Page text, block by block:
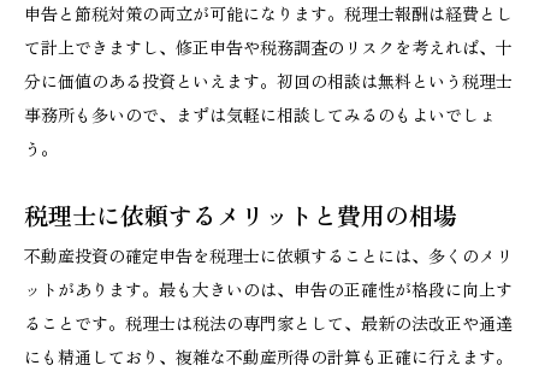
申告と節税対策の両立が可能になります。税理士報酬は経費とし
て計上できますし、修正申告や税務調査のリスクを考えれば、十
分に価値のある投資といえます。初回の相談は無料という税理士
事務所も多いので、まずは気軽に相談してみるのもよいでしょ
う。
税理士に依頼するメリットと費用の相場
不動産投資の確定申告を税理士に依頼することには、多くのメリ
ットがあります。最も大きいのは、申告の正確性が格段に向上す
ることです。税理士は税法の専門家として、最新の法改正や通達
にも精通しており、複雑な不動産所得の計算も正確に行えます。